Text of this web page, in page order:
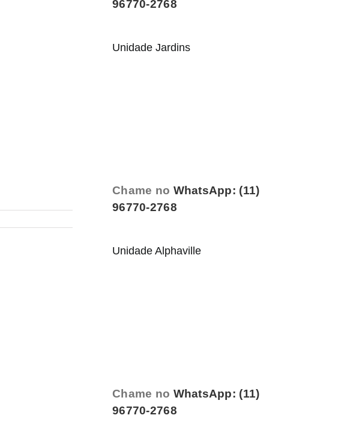
96770-2768
Unidade Jardins
Chame no WhatsApp: (11)
96770-2768
Unidade Alphaville
Chame no WhatsApp: (11)
96770-2768